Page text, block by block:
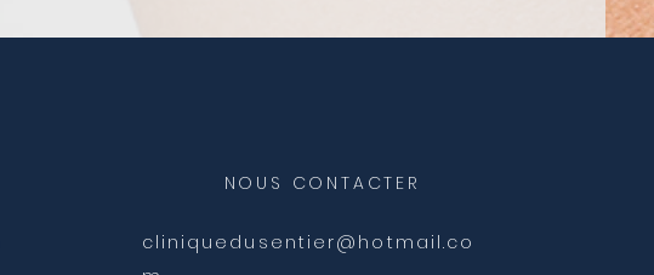
NOUS CONTACTER
cliniquedusentier@hotmail.co